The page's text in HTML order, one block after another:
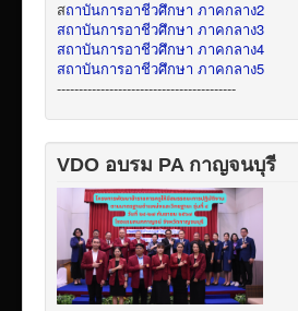
สถาบันการอาชีวศึกษา ภาคกลาง2
สถาบันการอาชีวศึกษา ภาคกลาง3
สถาบันการอาชีวศึกษา ภาคกลาง4
สถาบันการอาชีวศึกษา ภาคกลาง5
-----------------------------------------
VDO อบรม PA กาญจนบุรี